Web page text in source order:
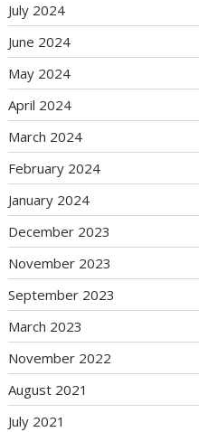
July 2024
June 2024
May 2024
April 2024
March 2024
February 2024
January 2024
December 2023
November 2023
September 2023
March 2023
November 2022
August 2021
July 2021